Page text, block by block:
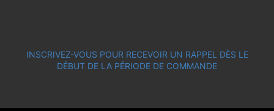
INSCRIVEZ-VOUS POUR RECEVOIR UN RAPPEL DÈS LE
DÉBUT DE LA PÉRIODE DE COMMANDE